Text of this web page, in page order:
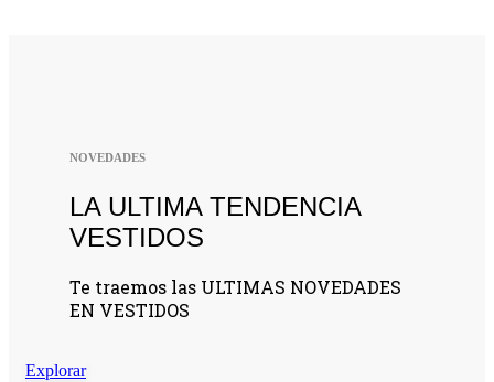
NOVEDADES
LA ULTIMA TENDENCIA
VESTIDOS
Te traemos las ULTIMAS NOVEDADES
EN VESTIDOS
Explorar